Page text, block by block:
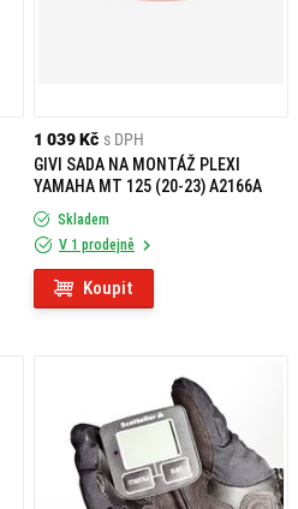
1 039 Kč s DPH
GIVI SADA NA MONTÁŽ PLEXI
YAMAHA MT 125 (20-23) A2166A
Skladem
V 1 prodejně
Koupit